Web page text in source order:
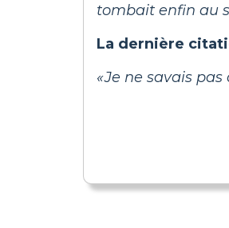
tombait enfin au
La dernière
«Je ne savais